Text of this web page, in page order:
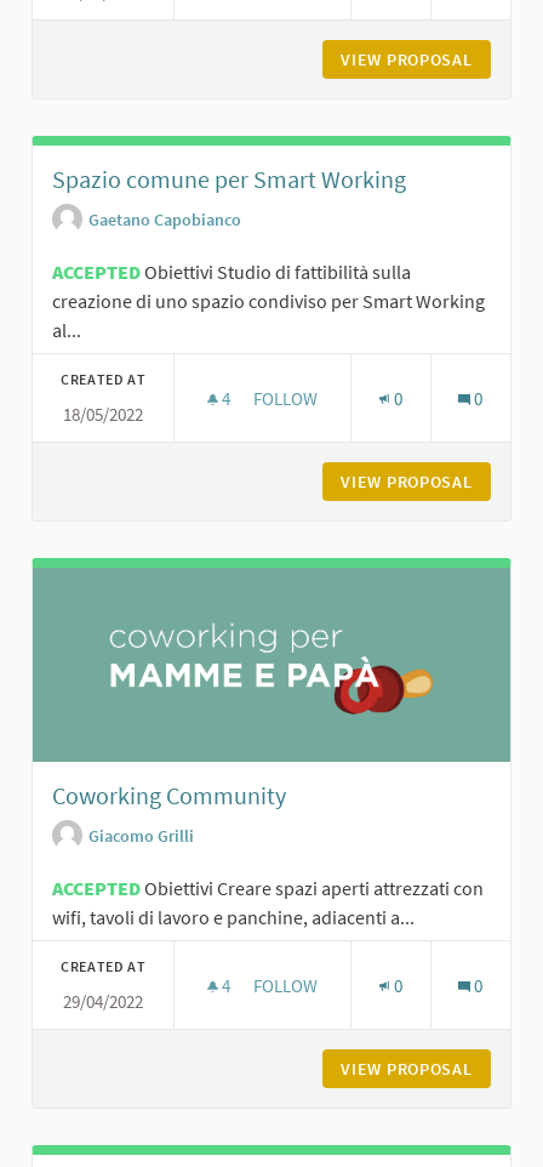
VIEW PROPOSAL
Spazio comune per Smart Working
Gaetano Capobianco
ACCEPTEDObiettivi Studio di fattibilità sulla
creazione di uno spazio condiviso per Smart Working
al...
CREATED AT
18/05/2022
4 4 FOLLOWERS
FOLLOW 0 0
VIEW PROPOSAL
Coworking Community
Giacomo Grilli
ACCEPTEDObiettivi Creare spazi aperti attrezzati con
wifi, tavoli di lavoro e panchine, adiacenti a...
CREATED AT
29/04/2022
4 4 FOLLOWERS
FOLLOW 0 0
VIEW PROPOSAL